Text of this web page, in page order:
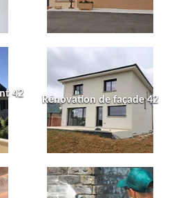
42
Rénovation de façade 42